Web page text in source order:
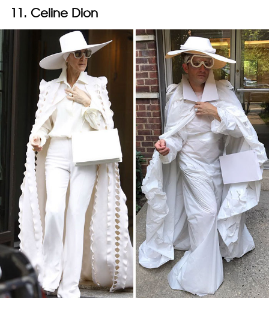
11. Celine Dion